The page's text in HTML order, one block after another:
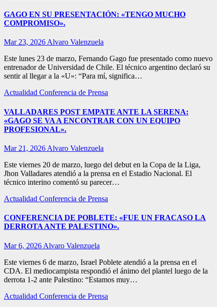
GAGO EN SU PRESENTACIÓN: «TENGO MUCHO
COMPROMISO».
Mar 23, 2026Alvaro Valenzuela
Este lunes 23 de marzo, Fernando Gago fue presentado como nuevo
entrenador de Universidad de Chile. El técnico argentino declaró su
sentir al llegar a la «U»: “Para mí, significa…
Actualidad Conferencia de Prensa
VALLADARES POST EMPATE ANTE LA SERENA:
«GAGO SE VA A ENCONTRAR CON UN EQUIPO
PROFESIONAL».
Mar 21, 2026 Alvaro Valenzuela
Este viernes 20 de marzo, luego del debut en la Copa de la Liga,
Jhon Valladares atendió a la prensa en el Estadio Nacional. El
técnico interino comentó su parecer…
Actualidad Conferencia de Prensa
CONFERENCIA DE POBLETE: «FUE UN FRACASO LA
DERROTA ANTE PALESTINO».
Mar 6, 2026 Alvaro Valenzuela
Este viernes 6 de marzo, Israel Poblete atendió a la prensa en el
CDA. El mediocampista respondió el ánimo del plantel luego de la
derrota 1-2 ante Palestino: “Estamos muy…
Actualidad Conferencia de Prensa